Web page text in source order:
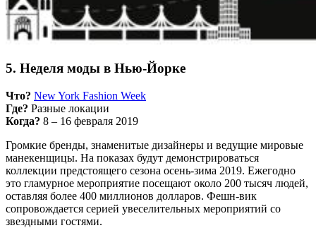
5. Неделя моды в Нью-Йорке
Что? New York Fashion Week
Где? Разные локации
Когда? 8 – 16 февраля 2019
Громкие бренды, знаменитые дизайнеры и ведущие мировые
манекенщицы. На показах будут демонстрироваться
коллекции предстоящего сезона осень-зима 2019. Ежегодно
это гламурное мероприятие посещают около 200 тысяч людей,
оставляя более 400 миллионов долларов. Фешн-вик
сопровождается серией увеселительных мероприятий со
звездными гостями.